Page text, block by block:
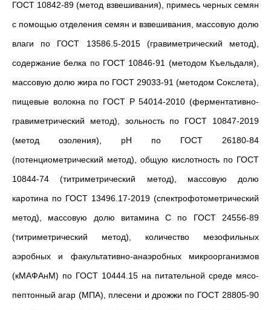
ГОСТ 10842-89 (метод взвешивания), примесь черных семян
с помощью отделения семян и взвешивания, массовую долю
влаги по ГОСТ 13586.5-2015 (гравиметрический метод),
содержание белка по ГОСТ 10846-91 (методом Къельдаля),
массовую долю жира по ГОСТ 29033-91 (методом Сокслета),
пищевые волокна по ГОСТ Р 54014-2010 (ферментативно-
гравиметрический метод), зольность по ГОСТ 10847-2019
(метод озоления), рН по ГОСТ 26180-84
(потенциометрический метод), общую кислотность по ГОСТ
10844-74 (титриметрический метод), массовую долю
каротина по ГОСТ 13496.17-2019 (спектрофотометрический
метод), массовую долю витамина С по ГОСТ 24556-89
(титриметрический метод), количество мезофильных
аэробных и факультативно-анаэробных микроорганизмов
(кМАФАнМ) по ГОСТ 10444.15 на питательной среде мясо-
пептонный агар (МПА), плесени и дрожжи по ГОСТ 28805-90